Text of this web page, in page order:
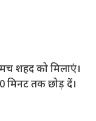
शहद को मिलाएं।
मिनट तक छोड़ दें।